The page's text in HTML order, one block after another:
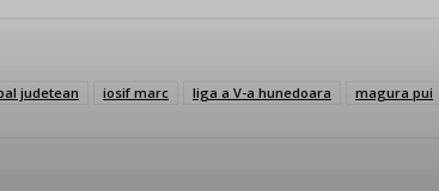
judetean iosif marc liga a V-a hunedoara magura pui